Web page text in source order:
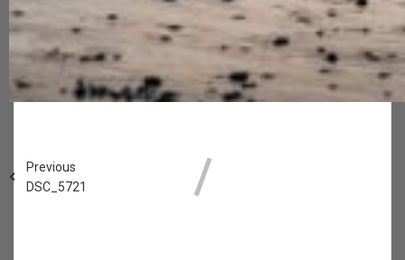
Previous
DSC_5721